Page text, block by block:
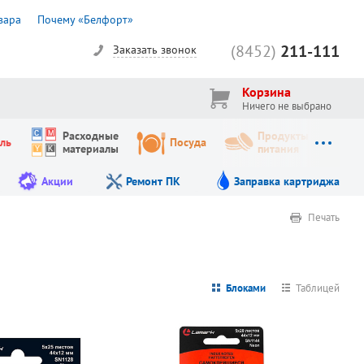
Почему «Белфорт»
(8452) 211-111
Заказать звонок
Корзина
Ничего не выбрано
Расходные
материалы
Посуда
Продукты
питания
Акции Ремонт ПК Заправка картриджа
Печать
Блоками Таблицей